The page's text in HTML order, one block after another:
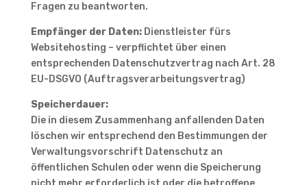
Fragen zu beantworten.
Empfänger der Daten:Dienstleister fürs
Websitehosting – verpflichtet über einen
entsprechenden Datenschutzvertrag nach Art. 28
EU-DSGVO (Auftragsverarbeitungsvertrag)
Speicherdauer:
Die in diesem Zusammenhang anfallenden Daten
löschen wir entsprechend den Bestimmungen der
Verwaltungsvorschrift Datenschutz an
öffentlichen Schulen oder wenn die Speicherung